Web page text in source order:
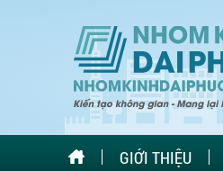
GIỚI THIỆU